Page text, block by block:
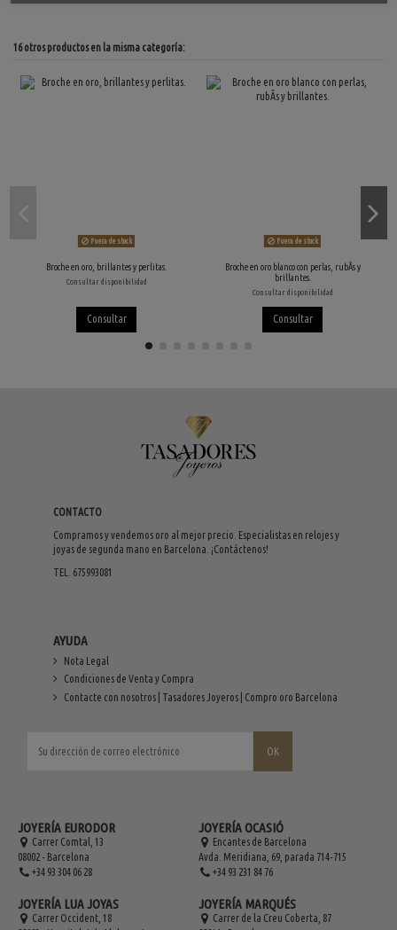
16 otros productos en la misma categoría:
Fuera de stock
Broche en oro, brillantes y perlitas.
Consultar disponibilidad
Consultar
Fuera de stock
Broche en oro blanco con perlas, rubÃ­s y
brillantes.
Consultar disponibilidad
Consultar
CONTACTO
Compramos y vendemos oro al mejor precio. Especialistas en relojes y
joyas de segunda mano en Barcelona. ¡Contáctenos!
TEL. 675993081
AYUDA
Nota Legal
Condiciones de Venta y Compra
Contacte con nosotros | Tasadores Joyeros | Compro oro Barcelona
JOYERÍA EURODOR
Carrer Comtal, 13
08002 - Barcelona
+34 93 304 06 28
JOYERÍA LUA JOYAS
Carrer Occident, 18
JOYERÍA OCASIÓ
Encantes de Barcelona
Avda. Meridiana, 69, parada 714-715
+34 93 231 84 76
JOYERÍA MARQUÉS
Carrer de la Creu Coberta, 87